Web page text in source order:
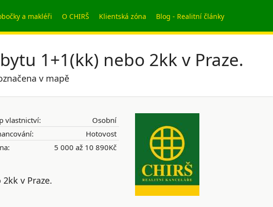
a makléři O CHIRŠ Klientská zóna Blog - Realitní články
1+1(kk) nebo 2kk v Praze.
v mapě
vlastnictví:
Osobní
Hotovost
5 000 až 10 890Kč
v Praze.